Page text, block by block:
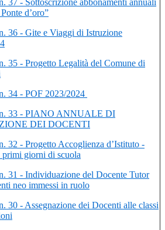
37 - Sottoscrizione abbonamenti annuali
d’oro”
36 - Gite e Viaggi di Istruzione
35 - Progetto Legalità del Comune di
34 - POF 2023/2024
33 - PIANO ANNUALE DI
DEI DOCENTI
32 - Progetto Accoglienza d’Istituto -
primi giorni di scuola
31 - Individuazione del Docente Tutor
neo immessi in ruolo
30 - Assegnazione dei Docenti alle classi